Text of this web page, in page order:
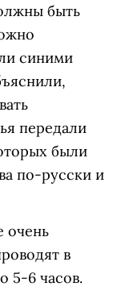
быть
синими
передали
были
по-русски и
очень
в
5-6 часов.